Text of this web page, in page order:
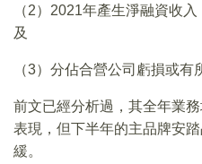
（2）2021年產生淨融資收
及
（3）分佔合營公司虧損或有
前文已經分析過，其全年業
表現，但下半年的主品牌安
緩。